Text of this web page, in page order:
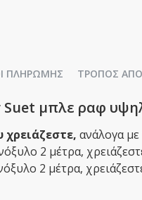
ΠΛΗΡΩΜΉΣ ΤΡΌΠΟΣ
μπλε ραφ
ανάλογα
2 μέτρα,
2 μέτρα,